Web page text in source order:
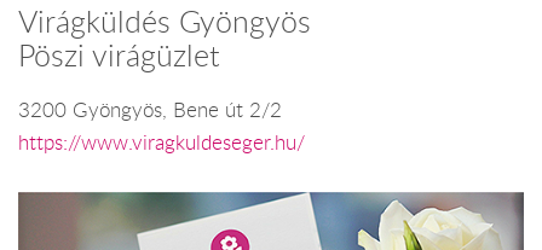
Virágküldés Gyöngyös
Pöszi virágüzlet
3200 Gyöngyös, Bene út 2/2
https://www.viragkuldeseger.hu/